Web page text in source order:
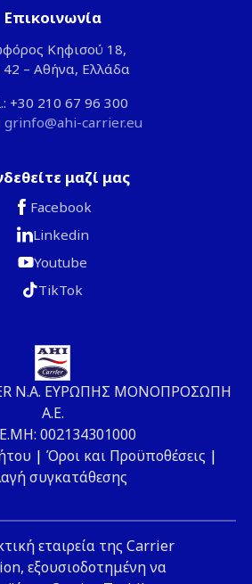
Επικοινωνία
Κηφισού 18,
42 – Αθήνα, Ελλάδα
+30 210 67 96 300
grinfo@ahi-carrier.eu
μαζί μας
Facebook
Linkedin
Youtube
TikTok
Ν.Α. ΕΥΡΩΠΗΣ ΜΟΝΟΠΡΟΣΩΠΗ
Α.Ε.
002134301000
| Όροι και Προϋποθέσεις |
συγκατάθεσης
εταιρεία της Carrier
εξουσιοδοτημένη να